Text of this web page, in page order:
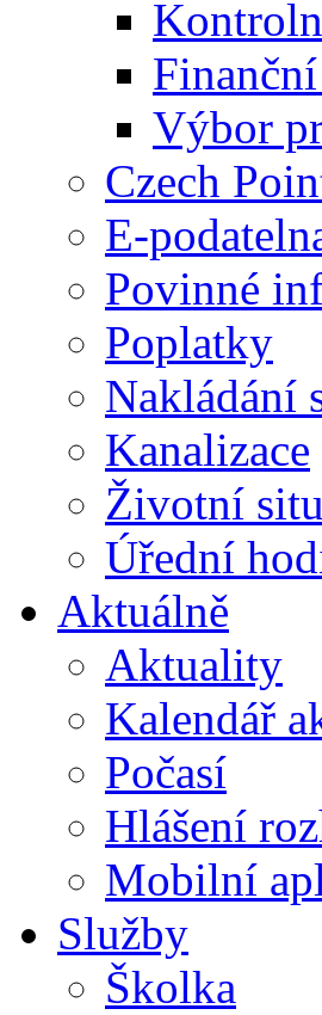
Výbor
Czech
E-
Povinné
Poplatky
Nakládání
Kanalizace
Životní
Úřední
Aktuálně
Aktuality
Kalendář
Počasí
Hlášení
Mobilní
Služby
Školka